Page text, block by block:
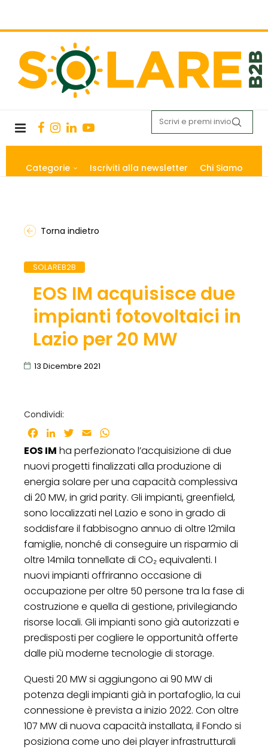
Categorie Iscriviti alla newsletter Chi Siamo
Torna indietro
SOLAREB2B
EOS IM acquisisce due
impianti fotovoltaici in
Lazio per 20 MW
13 Dicembre 2021
Condividi:
Facebook
LinkedInTwitter
Email
EOS IM ha perfezionato l’acquisizione di due
nuovi progetti finalizzati alla produzione di
energia solare per una capacità complessiva
di 20 MW, in grid parity. Gli impianti, greenfield,
sono localizzati nel Lazio e sono in grado di
soddisfare il fabbisogno annuo di oltre 12mila
famiglie, nonché di conseguire un risparmio di
oltre 14mila tonnellate di CO₂ equivalenti. I
nuovi impianti offriranno occasione di
occupazione per oltre 50 persone tra la fase di
costruzione e quella di gestione, privilegiando
risorse locali. Gli impianti sono già autorizzati e
predisposti per cogliere le opportunità offerte
dalle più moderne tecnologie di storage.
Questi 20 MW si aggiungono ai 90 MW di
potenza degli impianti già in portafoglio, la cui
connessione è prevista a inizio 2022. Con oltre
107 MW di nuova capacità installata, il Fondo si
posiziona come uno dei player infrastrutturali